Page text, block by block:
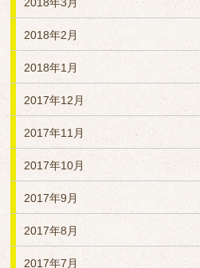
2018年2月
2018年1月
2017年12月
2017年11月
2017年10月
2017年9月
2017年8月
2017年7月